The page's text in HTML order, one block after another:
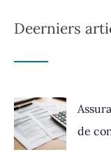
Deerniers
de